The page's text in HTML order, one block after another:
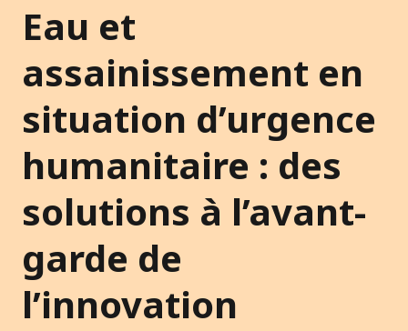
Eau et
assainissement en
situation d’urgence
humanitaire : des
solutions à l’avant-
garde de
l’innovation